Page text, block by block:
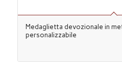
Medaglietta devozionale in
personalizzabile